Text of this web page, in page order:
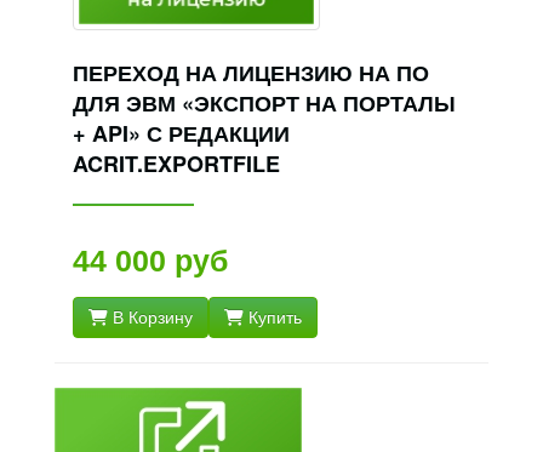
ПЕРЕХОД НА ЛИЦЕНЗИЮ НА ПО
ДЛЯ ЭВМ «ЭКСПОРТ НА ПОРТАЛЫ
+ API» С РЕДАКЦИИ
ACRIT.EXPORTFILE
44 000 руб
В Корзину Купить